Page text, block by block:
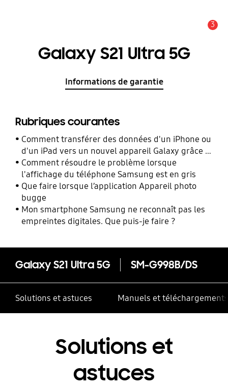
3
Galaxy S21 Ultra 5G
Informations de garantie
Rubriques courantes
Comment transférer des données d'un iPhone ou
d'un iPad vers un nouvel appareil Galaxy grâce à
Smart Switch ?
Comment résoudre le problème lorsque
l'affichage du téléphone Samsung est en gris
Que faire lorsque l’application Appareil photo
bugge
Mon smartphone Samsung ne reconnaît pas les
empreintes digitales. Que puis-je faire ?
Galaxy S21 Ultra 5G SM-G998B/DS
Solutions et astuces Manuels et téléchargements
Solutions et
astuces